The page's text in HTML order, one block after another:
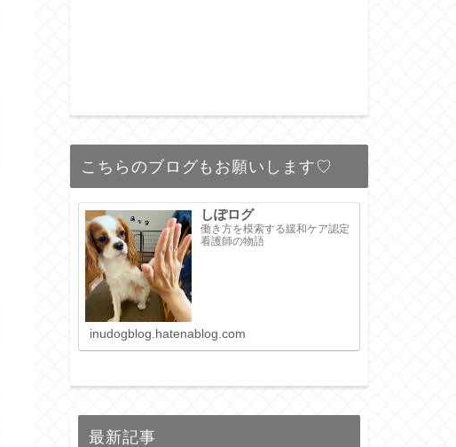
こちらのブログもお願いします♡
しぽログ
働き方を模索する緩和ケア認定
看護師の物語
inudogblog.hatenablog.com
最新記事